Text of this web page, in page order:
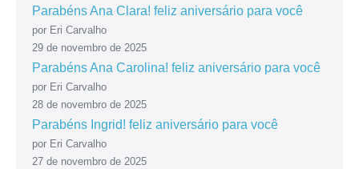
Parabéns Ana Clara! feliz aniversário para você
por Eri Carvalho
29 de novembro de 2025
Parabéns Ana Carolina! feliz aniversário para você
por Eri Carvalho
28 de novembro de 2025
Parabéns Ingrid! feliz aniversário para você
por Eri Carvalho
27 de novembro de 2025